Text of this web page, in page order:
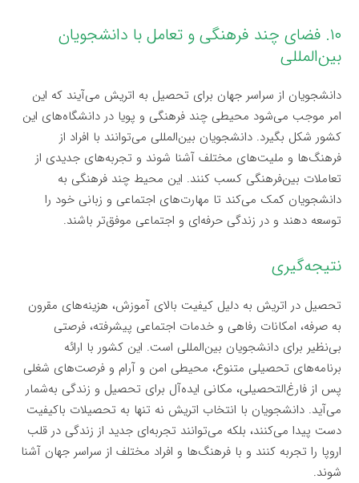
۱۰. فضای چند فرهنگی و تعامل با دانشجویان
بین‌المللی
دانشجویان از سراسر جهان برای تحصیل به اتریش می‌آیند که این
امر موجب می‌شود محیطی چند فرهنگی و پویا در دانشگاه‌های این
کشور شکل بگیرد. دانشجویان بین‌المللی می‌توانند با افراد از
فرهنگ‌ها و ملیت‌های مختلف آشنا شوند و تجربه‌های جدیدی از
تعاملات بین‌فرهنگی کسب کنند. این محیط چند فرهنگی به
دانشجویان کمک می‌کند تا مهارت‌های اجتماعی و زبانی خود را
توسعه دهند و در زندگی حرفه‌ای و اجتماعی موفق‌تر باشند.
نتیجه‌گیری
تحصیل در اتریش به دلیل کیفیت بالای آموزش، هزینه‌های مقرون
به صرفه، امکانات رفاهی و خدمات اجتماعی پیشرفته، فرصتی
بی‌نظیر برای دانشجویان بین‌المللی است. این کشور با ارائه
برنامه‌های تحصیلی متنوع، محیطی امن و آرام و فرصت‌های شغلی
پس از فارغ‌التحصیلی، مکانی ایده‌آل برای تحصیل و زندگی به‌شمار
می‌آید. دانشجویان با انتخاب اتریش نه تنها به تحصیلات باکیفیت
دست پیدا می‌کنند، بلکه می‌توانند تجربه‌ای جدید از زندگی در قلب
اروپا را تجربه کنند و با فرهنگ‌ها و افراد مختلف از سراسر جهان آشنا
شوند.